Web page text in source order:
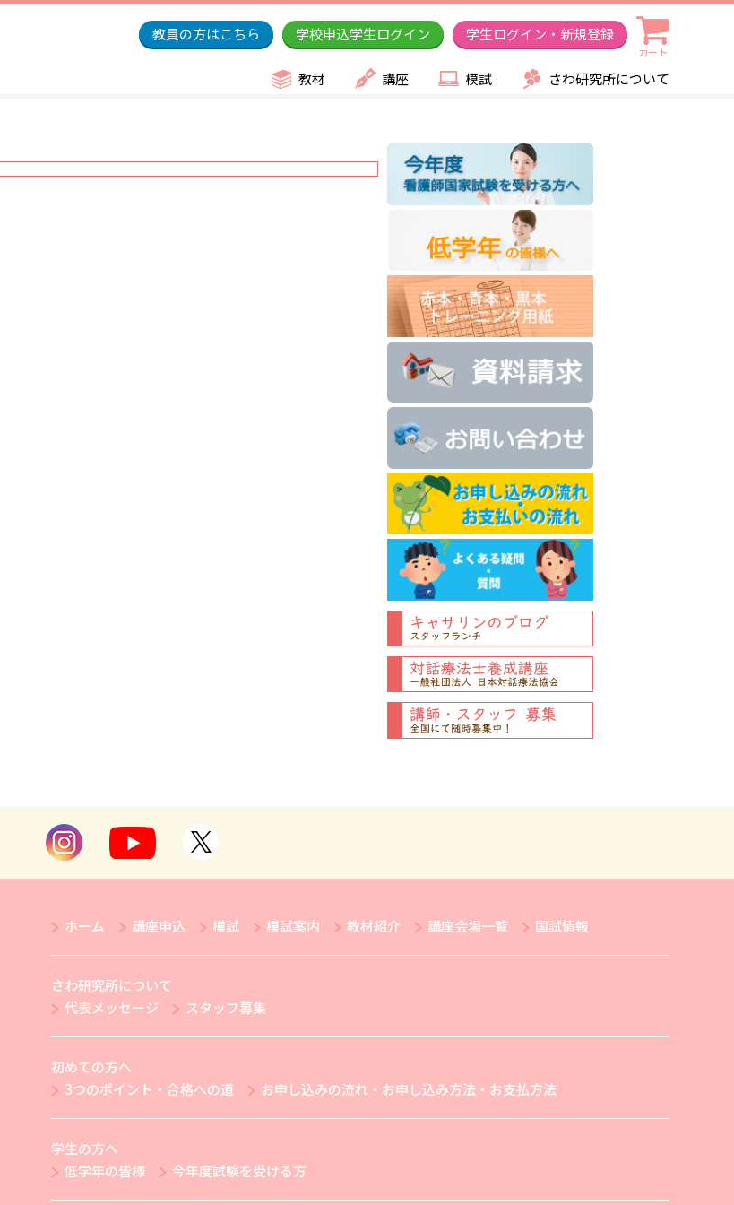
教員の方はこちら 学校申込学生ログイン 学生ログイン・新規登録
カート
教材 講座 模試 さわ研究所について
ホーム 講座申込 模試 模試案内 教材紹介 講座会場一覧 国試情報
さわ研究所について
代表メッセージ
スタッフ募集
初めての方へ
3つのポイント・合格への道
お申し込みの流れ・お申し込み方法・お支払方法
学生の方へ
低学年の皆様
今年度試験を受ける方